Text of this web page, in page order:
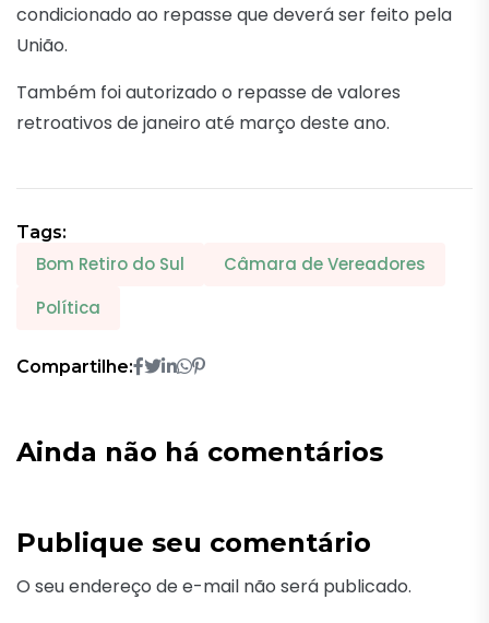
condicionado ao repasse que deverá ser feito pela
União.
Também foi autorizado o repasse de valores
retroativos de janeiro até março deste ano.
Tags:
Bom Retiro do Sul
Câmara de Vereadores
Política
Compartilhe:
Ainda não há comentários
Publique seu comentário
O seu endereço de e-mail não será publicado.